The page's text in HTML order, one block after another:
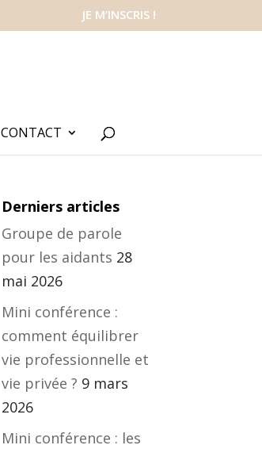
JE M’INSCRIS !
CONTACT
Derniers articles
Groupe de parole
pour les aidants 28
mai 2026
Mini conférence :
comment équilibrer
vie professionnelle et
vie privée ? 9 mars
2026
Mini conférence : les